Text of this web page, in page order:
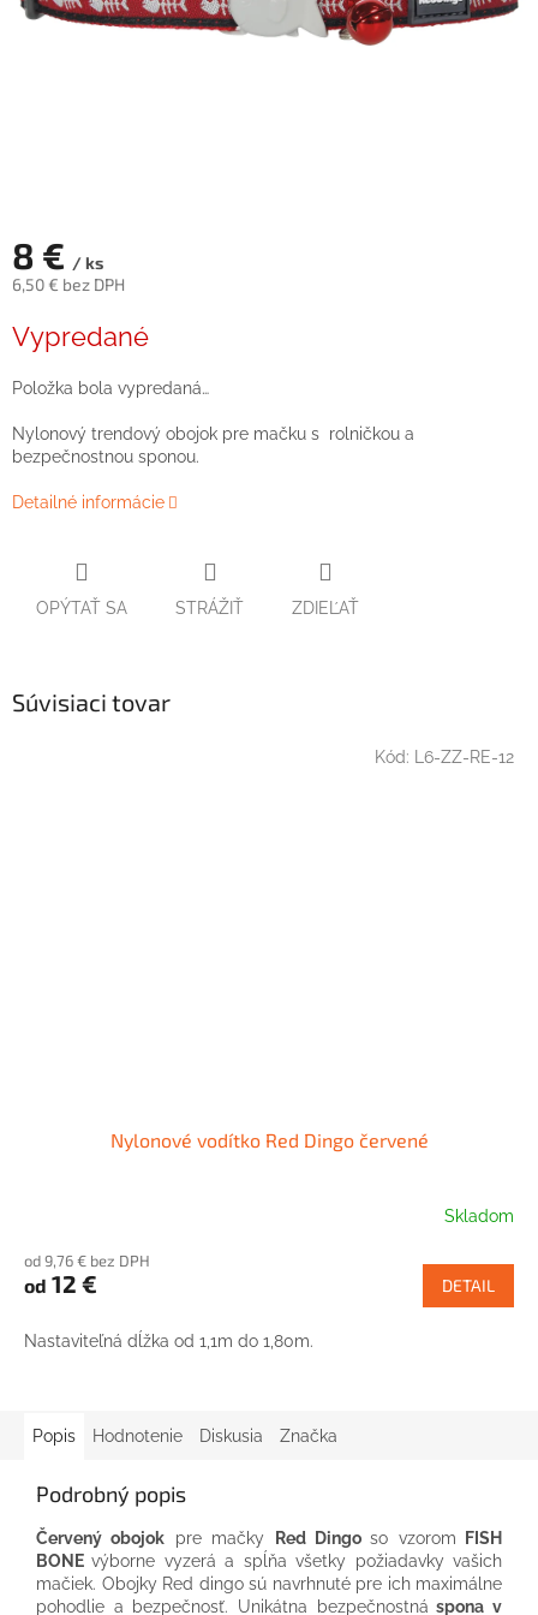
8 € / ks
6,50 € bez DPH
cena:
Vypredané
Položka bola vypredaná…
Nylonový trendový obojok pre mačku s rolničkou a
bezpečnostnou sponou.
Detailné informácie
OPÝTAŤ SA STRÁŽIŤ ZDIEĽAŤ
Súvisiaci tovar
Nylonové vodítko Red Dingo červené
Skladom
od 9,76 € bez DPH
od 12 € DETAIL
Nastaviteľná dĺžka od 1,1m do 1,80m.
Kód: L6-ZZ-RE-12
Popis Hodnotenie Diskusia Značka
Podrobný popis
Červený obojok pre mačky Red Dingoso vzorom FISH
BONEvýborne vyzerá a spĺňa všetky požiadavky vašich
mačiek. Obojky Red dingo sú navrhnuté pre ich maximálne
pohodlie a bezpečnosť. Unikátna bezpečnostná spona v